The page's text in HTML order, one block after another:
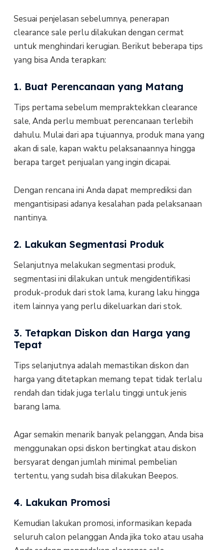
Sesuai penjelasan sebelumnya, penerapan
clearance sale perlu dilakukan dengan cermat
untuk menghindari kerugian. Berikut beberapa tips
yang bisa Anda terapkan:
1. Buat Perencanaan yang Matang
Tips pertama sebelum mempraktekkan clearance
sale, Anda perlu membuat perencanaan terlebih
dahulu. Mulai dari apa tujuannya, produk mana yang
akan di sale, kapan waktu pelaksanaannya hingga
berapa target penjualan yang ingin dicapai.
Dengan rencana ini Anda dapat memprediksi dan
mengantisipasi adanya kesalahan pada pelaksanaan
nantinya.
2. Lakukan Segmentasi Produk
Selanjutnya melakukan segmentasi produk,
segmentasi ini dilakukan untuk mengidentifikasi
produk-produk dari stok lama, kurang laku hingga
item lainnya yang perlu dikeluarkan dari stok.
3. Tetapkan Diskon dan Harga yang
Tepat
Tips selanjutnya adalah memastikan diskon dan
harga yang ditetapkan memang tepat tidak terlalu
rendah dan tidak juga terlalu tinggi untuk jenis
barang lama.
Agar semakin menarik banyak pelanggan, Anda bisa
menggunakan opsi diskon bertingkat atau diskon
bersyarat dengan jumlah minimal pembelian
tertentu, yang sudah bisa dilakukan Beepos.
4. Lakukan Promosi
Kemudian lakukan promosi, informasikan kepada
seluruh calon pelanggan Anda jika toko atau usaha